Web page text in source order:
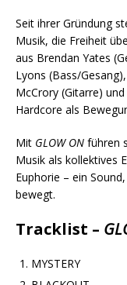
Seit ihrer Gründung
Musik, die Freiheit
aus Brendan Yates
Lyons (Bass/
McCrory (Gitarre)
Hardcore als
Mit GLOW ON führen
Musik als kollektives
Euphorie – ein
bewegt.
Tracklist –
MYSTERY